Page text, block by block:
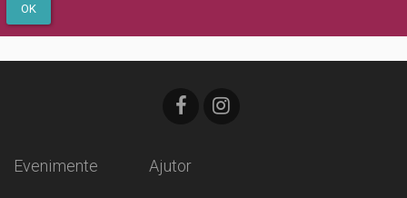
OK
Ajutor
Evenimente